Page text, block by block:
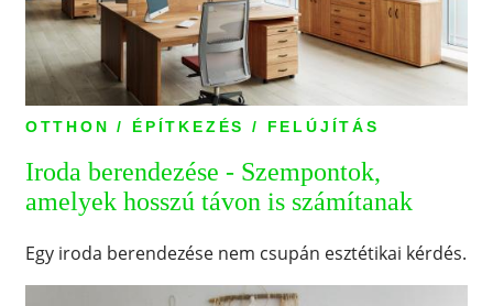
OTTHON / ÉPÍTKEZÉS / FELÚJÍTÁS
Iroda berendezése - Szempontok,
amelyek hosszú távon is számítanak
Egy iroda berendezése nem csupán esztétikai kérdés.